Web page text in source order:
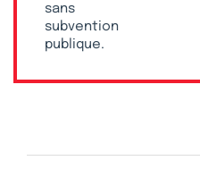
sans
subvention
publique.